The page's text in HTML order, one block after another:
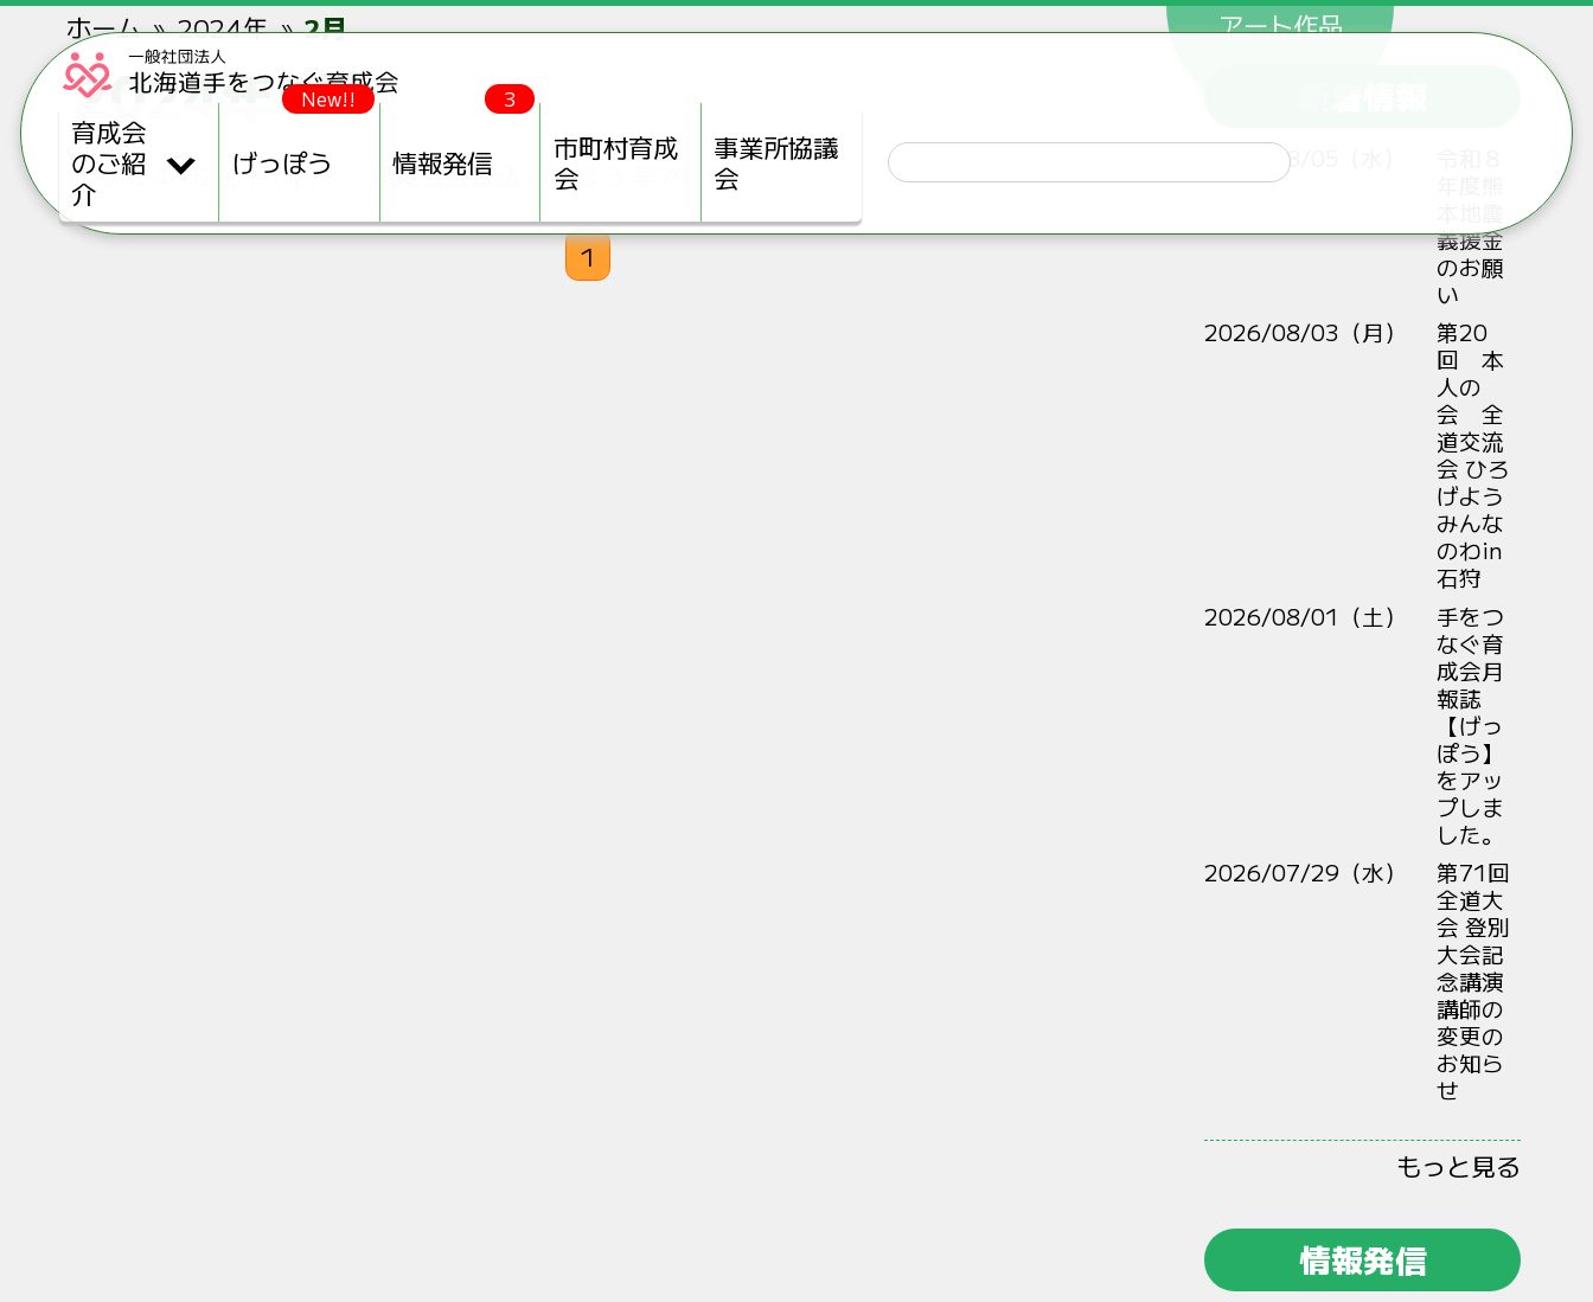
育成会
のご紹
介
New!!
げっぽう
3
情報発信
市町村育成
会
事業所協議
会
アート作品
ホーム 2024年 2月
2024年2月
2024/02/01（木） 育成会会報誌 げっぽう 第793号
1
2026/08/05（水）
義援金
のお願
い
2026/08/03（月）
第20
回 本
人の
会 全
道交流
会 ひろ
げよう
みんな
のわin
石狩
2026/08/01（土）
手をつ
なぐ育
成会月
報誌
【げっ
ぽう】
をアッ
プしま
した。
2026/07/29（水）
第71回
全道大
会 登別
大会記
念講演
講師の
変更の
お知ら
せ
もっと見る
情報発信